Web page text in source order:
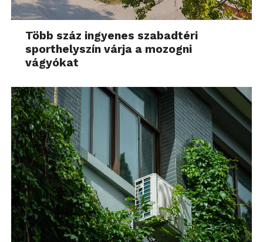
Több száz ingyenes szabadtéri
sporthelyszín várja a mozogni
vágyókat